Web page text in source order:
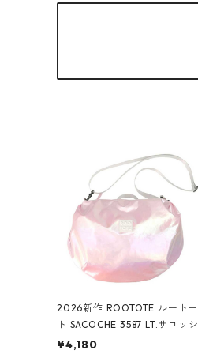
2026新作 ROOTOTE ルートー
ト SACOCHE 3587 LT.サコッシ
ュ.ルミエ-B ショルダーバッグ
¥4,180